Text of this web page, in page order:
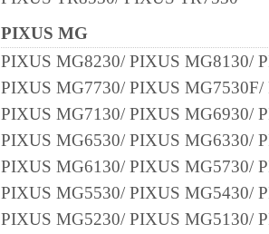
PIXUS MG
PIXUS MG8230/ PIXUS MG8130/
PIXUS MG7730/ PIXUS
PIXUS MG7130/ PIXUS MG6930/
PIXUS MG6530/ PIXUS MG6330/
PIXUS MG6130/ PIXUS MG5730/
PIXUS MG5530/ PIXUS MG5430/
PIXUS MG5230/ PIXUS MG5130/